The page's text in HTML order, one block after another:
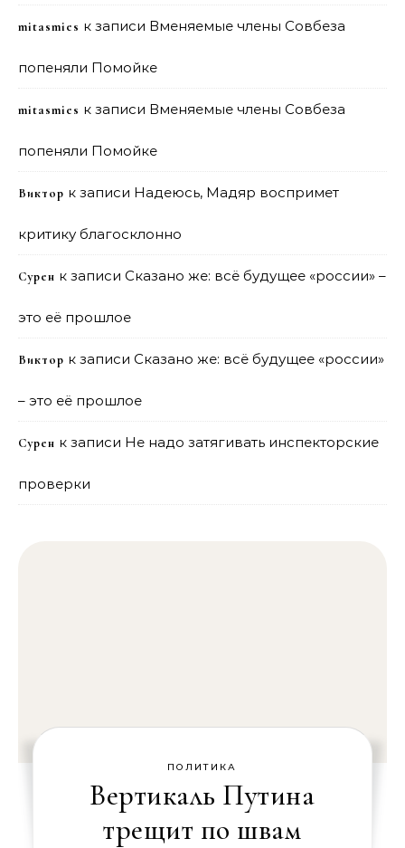
mitasmies к записи Вменяемые члены Совбеза
попеняли Помойке
mitasmies к записи Вменяемые члены Совбеза
попеняли Помойке
Виктор к записи Надеюсь, Мадяр воспримет
критику благосклонно
Сурен к записи Сказано же: всё будущее «россии» –
это её прошлое
Виктор к записи Сказано же: всё будущее «россии»
– это её прошлое
Сурен к записи Не надо затягивать инспекторские
проверки
ПОЛИТИКА
Вертикаль Путина
трещит по швам